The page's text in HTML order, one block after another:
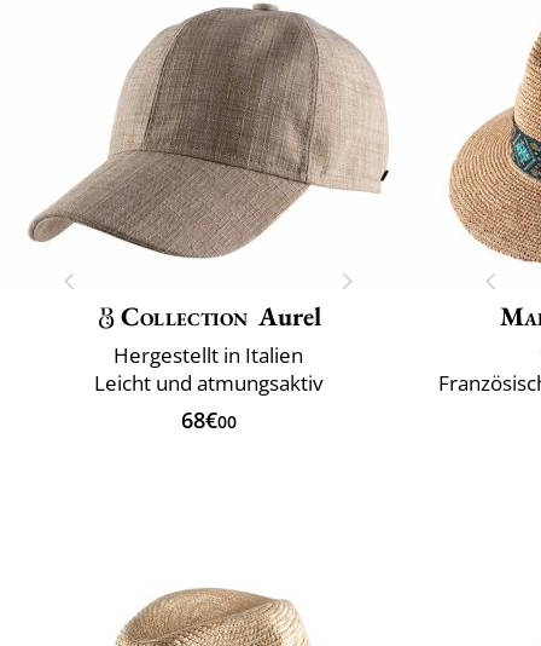
Collection Aurel
Hergestellt in Italien
Leicht und atmungsaktiv
68€00